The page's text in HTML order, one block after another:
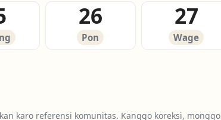
26
Pon
27
Wage
karo referensi komunitas. Kanggo koreksi, monggo